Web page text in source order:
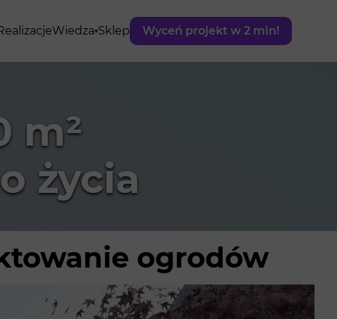
Wiedza Sklep Wyceń projekt w 2 min!
m²
życia
ogrodów